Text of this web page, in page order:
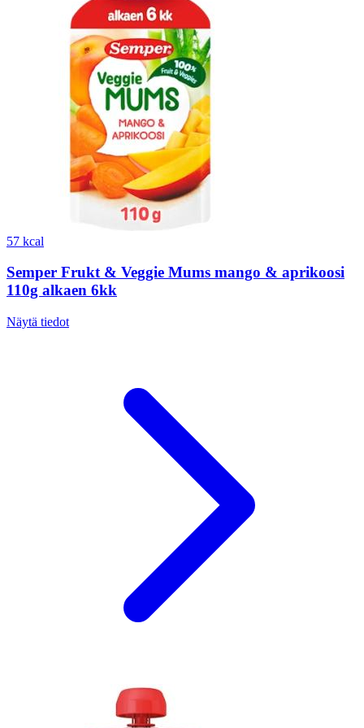
57 kcal
Semper Frukt & Veggie Mums mango & aprikoosi
110g alkaen 6kk
Näytä tiedot